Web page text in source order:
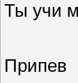
Ты учи
Припев